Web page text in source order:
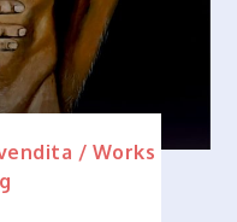
/ Works